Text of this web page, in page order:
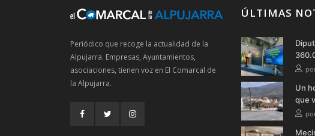
Periódico que recoge la actualidad de la
Alpujarra. Empresas, Ayuntamientos,
asociaciones, tienen voz en El Comarcal de
la Alpujarra.
ÚLTIMAS
la
Un
que